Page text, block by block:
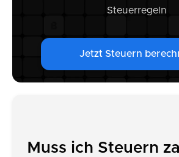
Steuerregeln
Jetzt Steuern
Muss ich Steuern